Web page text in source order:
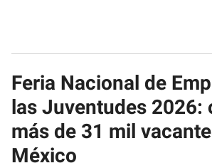
Feria Nacional de
las Juventudes 2026:
más de 31 mil
México